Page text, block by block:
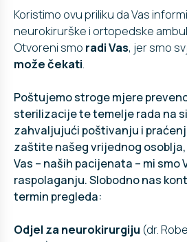
Koristimo ovu priliku da Vas
neurokirurške i ortopedske
Otvoreni smo radi Vas, jer smo
može čekati
Poštujemo stroge mjere
sterilizacije te temelje rada na
zahvaljujući poštivanju i
zaštite našeg vrijednog
Vas – naših pacijenata – mi smo
raspolaganju. Slobodno nas
termin pregleda:
Odjel za neurokirurgiju (dr.